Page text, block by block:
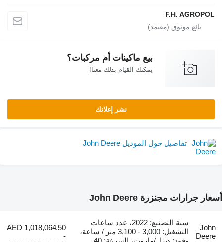
F.H. AGROPOL
بيع ماكينات أم مركبات؟
يمكنك القيام بذلك معنا!
نشر إعلانك
تفاصيل حول الموديل John Deere
أسعار جرارات مجنزرة John Deere
John
Deere
سنة التصنيع: 2022، عدد ساعات
التشغيل: 3,000 - 3,100 متر / ساعة،
AED 1,018,064.50
-